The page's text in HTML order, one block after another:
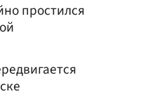
простился